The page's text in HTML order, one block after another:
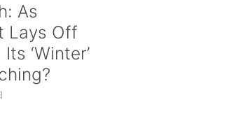
As
Lays Off
‘Winter’